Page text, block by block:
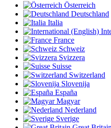
Österreich
Deutschland
Italia
France
Schweiz
Svizzera
Suisse
Switzerland
Slovenija
España
Magyar
Nederland
Sverige